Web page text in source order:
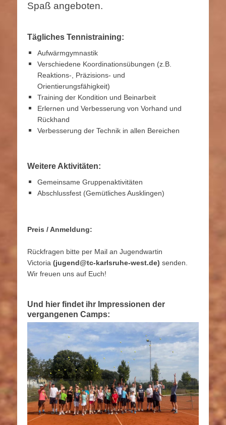
Spaß angeboten.
Tägliches Tennistraining:
Aufwärmgymnastik
Verschiedene Koordinationsübungen (z.B.
Reaktions-, Präzisions- und
Orientierungsfähigkeit)
Training der Kondition und Beinarbeit
Erlernen und Verbesserung von Vorhand und
Rückhand
Verbesserung der Technik in allen Bereichen
Weitere Aktivitäten:
Gemeinsame Gruppenaktivitäten
Abschlussfest (Gemütliches Ausklingen)
Preis / Anmeldung:
Rückfragen bitte per Mail an Jugendwartin
Victoria (jugend@tc-karlsruhe-west.de) senden.
Wir freuen uns auf Euch!
Und hier findet ihr Impressionen der
vergangenen Camps: